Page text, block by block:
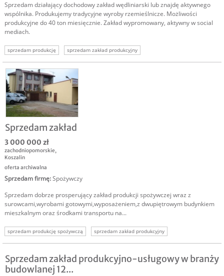
Sprzedam działający dochodowy zakład wędliniarski lub znajdę aktywnego
wspólnika. Produkujemy tradycyjne wyroby rzemieślnicze. Możliwości
produkcyjne do 40 ton miesięcznie. Zakład wypromowany, aktywny w social
mediach.
sprzedam produkcję
sprzedam zakład produkcyjny
sprzedam biznes produkcja
sprzedam firmę produkcyjną
sprzedam firmę spożywczą
Sprzedam zakład
3 000 000 zł
zachodniopomorskie,
Koszalin
oferta archiwalna
Sprzedam firmę:Spożywczy
Sprzedam dobrze prosperujący zakład produkcji spożywczej wraz z
surowcami,wyrobami gotowymi,wyposażeniem,z dwupiętrowym budynkiem
mieszkalnym oraz środkami transportu na...
sprzedam produkcję spożywczą
sprzedam zakład produkcyjny
sprzedam biznes produkcja
inwestycja w firmę
przejęcie firmy
firma do przejęcia
Sprzedam zakład produkcyjno-usługowy w branży
budowlanej 12...